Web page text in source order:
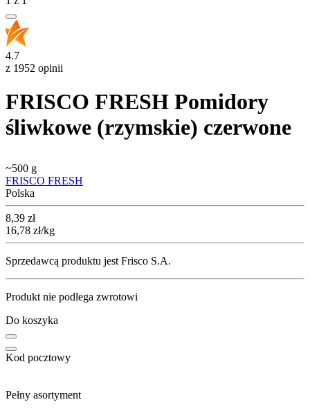
4.7
z 1952 opinii
FRISCO FRESH Pomidory
śliwkowe (rzymskie) czerwone
~500 g
FRISCO FRESH
Polska
Cena
8,39 zł
16,78 zł/kg
Sprzedawcą produktu jest Frisco S.A.
Produkt nie podlega zwrotowi
Do koszyka
Kod pocztowy
Pełny asortyment